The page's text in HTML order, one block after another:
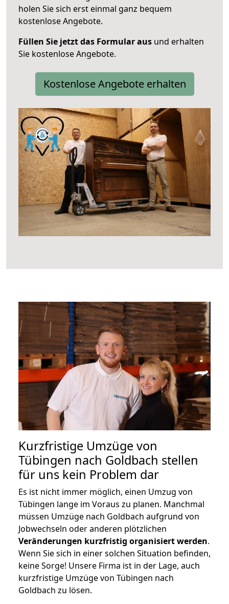
holen Sie sich erst einmal ganz bequem
kostenlose Angebote.
Füllen Sie jetzt das Formular aus und erhalten
Sie kostenlose Angebote.
Kostenlose Angebote erhalten
Kurzfristige Umzüge von
Tübingen nach Goldbach stellen
für uns kein Problem dar
Es ist nicht immer möglich, einen Umzug von
Tübingen lange im Voraus zu planen. Manchmal
müssen Umzüge nach Goldbach aufgrund von
Jobwechseln oder anderen plötzlichen
Veränderungen kurzfristig organisiert werden.
Wenn Sie sich in einer solchen Situation befinden,
keine Sorge! Unsere Firma ist in der Lage, auch
kurzfristige Umzüge von Tübingen nach
Goldbach zu lösen.